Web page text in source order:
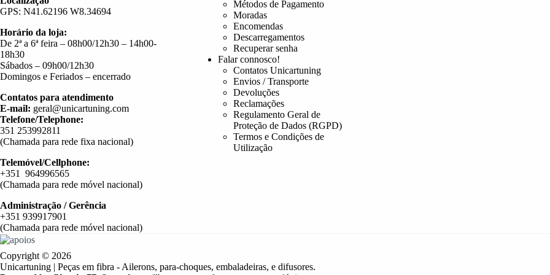
GPS: N41.62196 W8.34694
Horário da loja:
De 2ª a 6ª feira – 08h00/12h30 – 14h00-
18h30
Sábados – 09h00/12h30
Domingos e Feriados – encerrado
Contatos para atendimento
E-mail: geral@unicartuning.com
Telefone/Telephone:
351 253992811
(Chamada para rede fixa nacional)
Telemóvel/Cellphone:
+351 964996565
(Chamada para rede móvel nacional)
Administração / Gerência
+351 939917901
(Chamada para rede móvel nacional)
Métodos de Pagamento
Moradas
Encomendas
Descarregamentos
Recuperar senha
Falar connosco!
Contatos Unicartuning
Envios / Transporte
Devoluções
Reclamações
Regulamento Geral de
Proteção de Dados (RGPD)
Termos e Condições de
Utilização
Copyright © 2026
Unicartuning | Peças em fibra - Ailerons, para-choques, embaladeiras, e difusores.